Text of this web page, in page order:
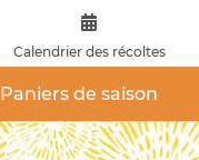
Calendrier des récoltes
Paniers de saison